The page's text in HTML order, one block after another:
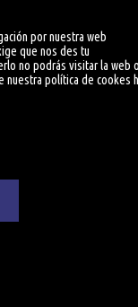
Campoamor
por nuestra web
que nos des tu
no podrás visitar la web
nuestra política de cookes